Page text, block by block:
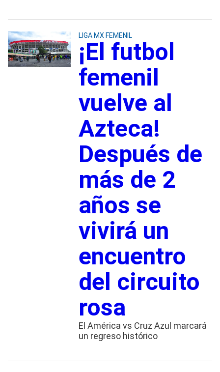
LIGA MX FEMENIL
¡El futbol
femenil
vuelve al
Azteca!
Después de
más de 2
años se
vivirá un
encuentro
del circuito
rosa
El América vs Cruz Azul marcará
un regreso histórico